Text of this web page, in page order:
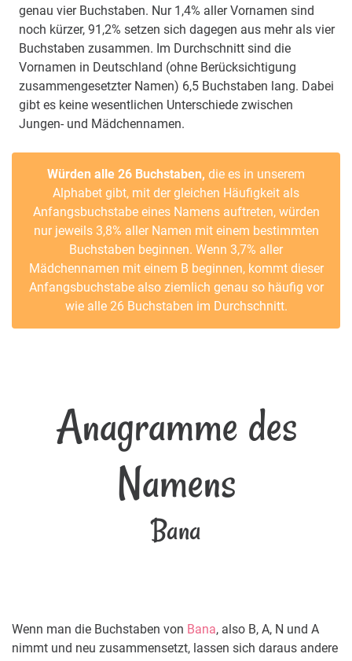
genau vier Buchstaben. Nur 1,4% aller Vornamen sind
noch kürzer, 91,2% setzen sich dagegen aus mehr als vier
Buchstaben zusammen. Im Durchschnitt sind die
Vornamen in Deutschland (ohne Berücksichtigung
zusammengesetzter Namen) 6,5 Buchstaben lang. Dabei
gibt es keine wesentlichen Unterschiede zwischen
Jungen- und Mädchennamen.
Würden alle 26 Buchstaben, die es in unserem
Alphabet gibt, mit der gleichen Häufigkeit als
Anfangsbuchstabe eines Namens auftreten, würden
nur jeweils 3,8% aller Namen mit einem bestimmten
Buchstaben beginnen. Wenn 3,7% aller
Mädchennamen mit einem B beginnen, kommt dieser
Anfangsbuchstabe also ziemlich genau so häufig vor
wie alle 26 Buchstaben im Durchschnitt.
Anagramme des
Namens
Bana
Wenn man die Buchstaben von Bana, also B, A, N und A
nimmt und neu zusammensetzt, lassen sich daraus andere